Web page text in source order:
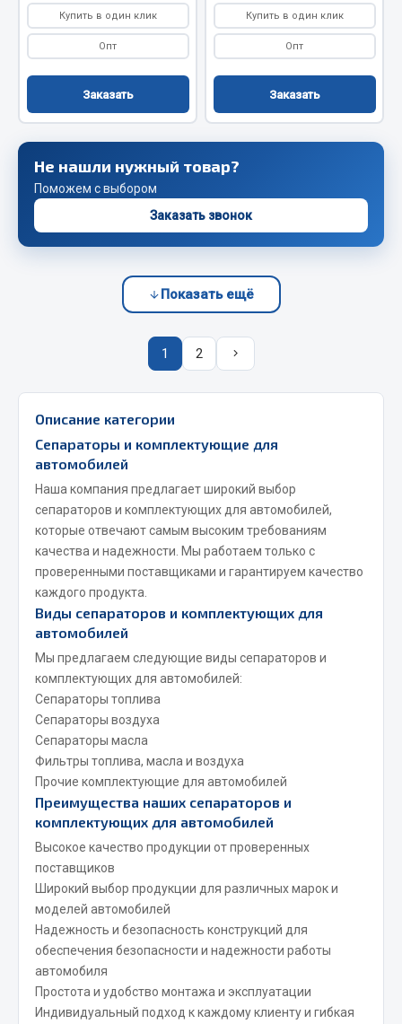
Весь раздел
Запчасти FAW
Ось передняя
Тормозная система
Электрооборудование
Показать ещё
Mann-filter
Vic
Автоторг
Дифа
Цитрон
Фильтры DONALDSON
Показать ещё
Весь раздел
Всё для сварки
Газосварка
Маски, краги сварщика
Сварочное оборудование
Сварочные материалы
Весь раздел
CUMMINS HAFFEN
Весь раздел
Купить в один клик
Опт
Заказать
Купить в один клик
Опт
Заказать
Не нашли нужный товар?
Поможем с выбором
Заказать звонок
Показать ещё
1 2
Описание категории
Сепараторы и комплектующие для
автомобилей
Наша компания предлагает широкий выбор
сепараторов и комплектующих для автомобилей,
которые отвечают самым высоким требованиям
качества и надежности. Мы работаем только с
проверенными поставщиками и гарантируем качество
каждого продукта.
Виды сепараторов и комплектующих для
автомобилей
Мы предлагаем следующие виды сепараторов и
комплектующих для автомобилей:
Сепараторы топлива
Сепараторы воздуха
Сепараторы масла
Фильтры топлива, масла и воздуха
Прочие комплектующие для автомобилей
Преимущества наших сепараторов и
комплектующих для автомобилей
Высокое качество продукции от проверенных
поставщиков
Широкий выбор продукции для различных марок и
моделей автомобилей
Надежность и безопасность конструкций для
обеспечения безопасности и надежности работы
автомобиля
Простота и удобство монтажа и эксплуатации
Индивидуальный подход к каждому клиенту и гибкая